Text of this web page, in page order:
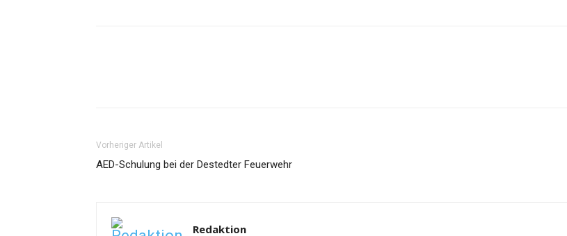
Vorheriger Artikel
AED-Schulung bei der Destedter Feuerwehr
Redaktion